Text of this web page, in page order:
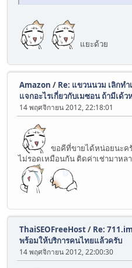
แยะด้วย
Amazon / Re: แขวนนวม เลิกท
แจกอะไรเกี่ยวกับเมซอน ถ้ามีเด้ว
14 พฤศจิกายน 2012, 22:18:01
ขอคีที่ขายได้หน่อยนะค
ไม่รอดเหมือนกัน ติดค่าเช่ามาหล
ThaiSEOFreeHost/ Re:
พร้อมให้บริการคนไทยแล้วครับ
14 พฤศจิกายน 2012, 22:00:30